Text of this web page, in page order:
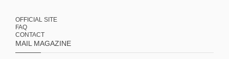
OFFICIAL SITE
FAQ
CONTACT
MAIL MAGAZINE